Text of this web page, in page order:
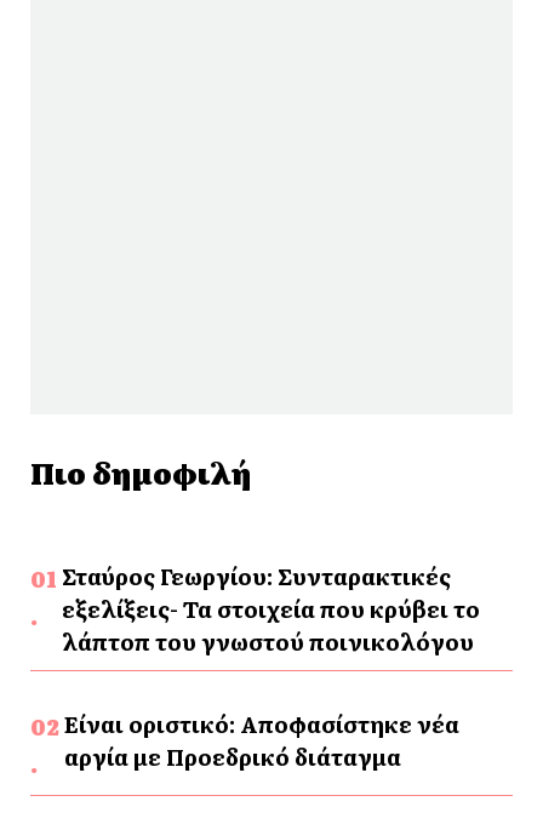
Πιο δημοφιλή
Σταύρος Γεωργίου: Συνταρακτικές
εξελίξεις- Τα στοιχεία που κρύβει το
λάπτοπ του γνωστού ποινικολόγου
Είναι οριστικό: Αποφασίστηκε νέα
αργία με Προεδρικό διάταγμα